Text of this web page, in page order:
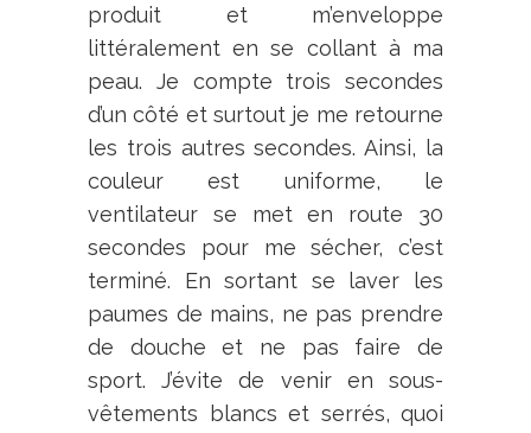
produit et m’enveloppe
littéralement en se collant à ma
peau. Je compte trois secondes
d’un côté et surtout je me retourne
les trois autres secondes. Ainsi, la
couleur est uniforme, le
ventilateur se met en route 30
secondes pour me sécher, c’est
terminé. En sortant se laver les
paumes de mains, ne pas prendre
de douche et ne pas faire de
sport. J’évite de venir en sous-
vêtements blancs et serrés, quoi